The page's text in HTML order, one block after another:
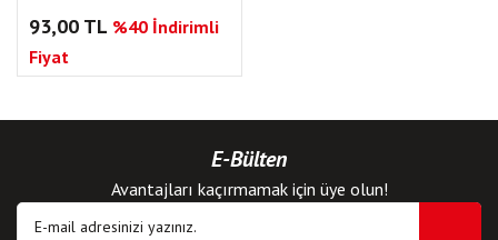
93,00 TL %40 İndirimli
Fiyat
E-Bülten
Avantajları kaçırmamak için üye olun!